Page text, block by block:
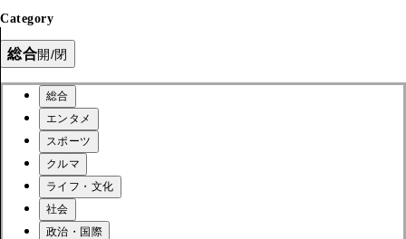
Category
総合開/閉
総合
エンタメ
スポーツ
クルマ
ライフ・文化
社会
政治・国際